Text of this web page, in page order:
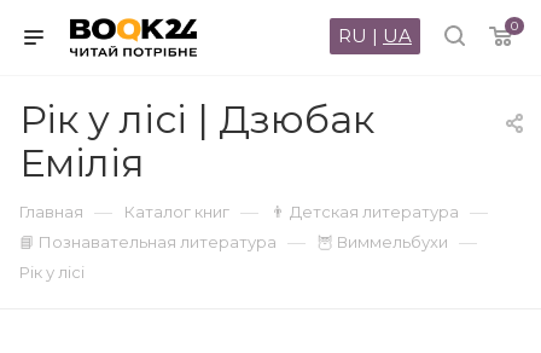
0
RU | UA
Рік у лісі | Дзюбак
Емілія
Главная — Каталог книг — 👨 Детская литература —
📘 Познавательная литература — 🦉 Виммельбухи —
Рік у лісі